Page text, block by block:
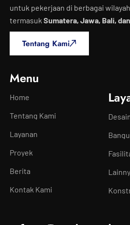
untuk pekerjaan di berbagai
termasuk Sumatera, Jawa, Bali,
Tentang Kami
Menu
Home
Tentang Kami
Layanan
Proyek
Berita
Kontak Kami